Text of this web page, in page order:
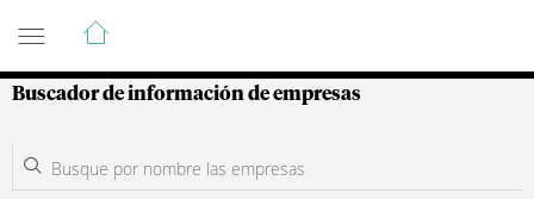
Guía de Empresas Colombianas
Buscador de información de empresas